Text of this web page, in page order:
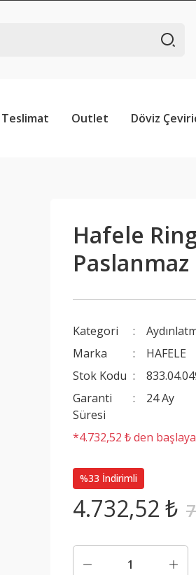
Teslimat Outlet Döviz
Hafele
Kategori
Marka
HAFELE
Stok Kodu
Garanti
Süresi
24 Ay
*4.732,52 ₺ den
%33 İndirimli
4.732,52 ₺